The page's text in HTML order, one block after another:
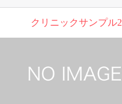
クリニックサンプル2